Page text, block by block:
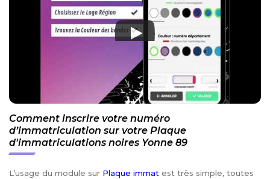
Comment inscrire votre numéro
d’immatriculation sur votre Plaque
d'immatriculations noires Yonne 89
L’usage du module sur Plaque immat est très simple, toutes